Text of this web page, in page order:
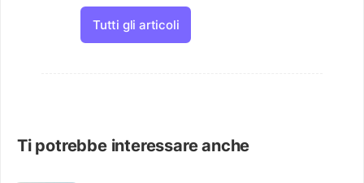
Tutti gli articoli
Ti potrebbe interessare anche